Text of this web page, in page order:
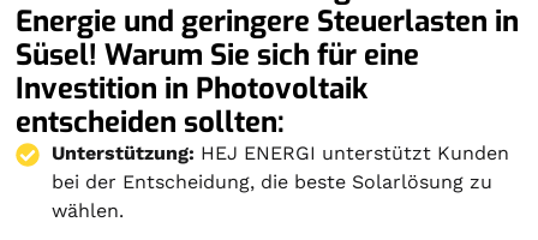
Energie und geringere Steuerlasten in
Süsel! Warum Sie sich für eine
Investition in Photovoltaik
entscheiden sollten:
Unterstützung: HEJ ENERGI unterstützt Kunden
bei der Entscheidung, die beste Solarlösung zu
wählen.